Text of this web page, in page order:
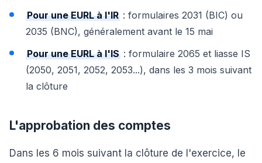
Pour une EURL à l'IR : formulaires 2031 (BIC) ou
2035 (BNC), généralement avant le 15 mai
Pour une EURL à l'IS : formulaire 2065 et liasse IS
(2050, 2051, 2052, 2053...), dans les 3 mois suivant
la clôture
L'approbation des comptes
Dans les 6 mois suivant la clôture de l'exercice, le